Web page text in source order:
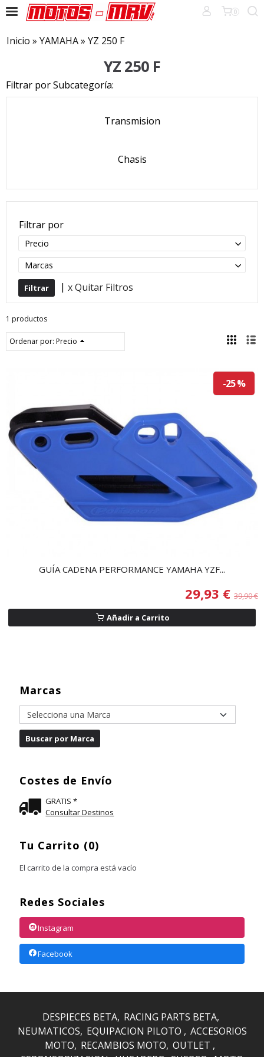
0
Marcas
Costes de Envío
GRATIS *
Consultar Destinos
Tu Carrito (0)
El carrito de la compra está vacío
Redes Sociales
Instagram
Facebook
Inicio » YAMAHA» YZ 250 F
YZ 250 F
Filtrar por Subcategoría:
Transmision
Chasis
Filtrar por
Precio
Marcas
| x Quitar Filtros
1 productos
Ordenar por: Precio
-25 %
GUÍA CADENA PERFORMANCE YAMAHA YZF...
29,93 € 39,90 €
Añadir a Carrito
DESPIECES BETA RACING PARTS BETA
NEUMATICOS EQUIPACION PILOTO
ACCESORIOS
MOTO RECAMBIOS MOTO OUTLET